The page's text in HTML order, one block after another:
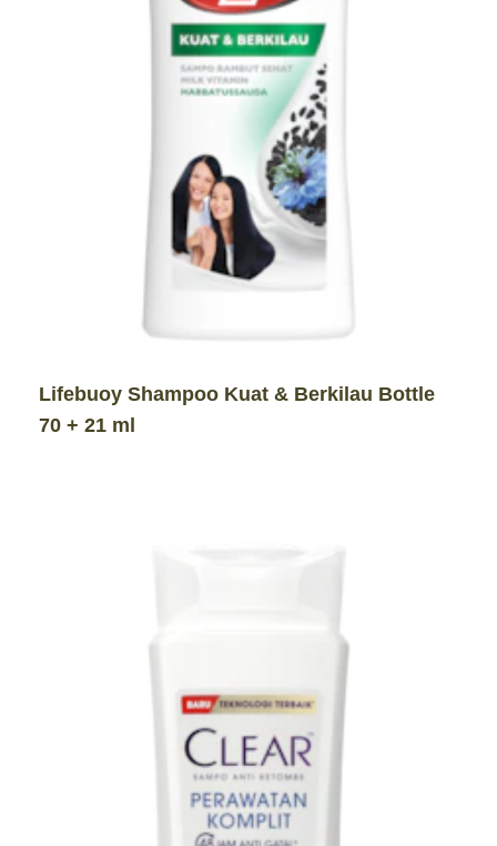
Lifebuoy Shampoo Kuat & Berkilau Bottle
70 + 21 ml